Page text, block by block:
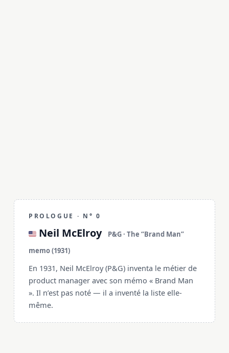
PROLOGUE · N° 0
🇺🇸Neil McElroy
P&G · The “Brand Man”
memo (1931)
En 1931, Neil McElroy (P&G) inventa le métier de
product manager avec son mémo « Brand Man
». Il n’est pas noté — il a inventé la liste elle-
même.